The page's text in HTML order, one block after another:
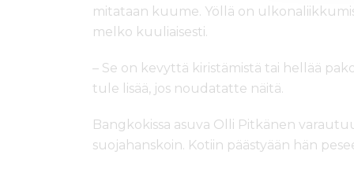
mitataan kuume. Yöllä on
melko kuuliaisesti.
– Se on kevyttä kiristämistä tai hellää
tule lisää, jos noudatatte näitä.
Bangkokissa asuva Olli Pitkänen
suojahanskoin. Kotiin päästyään hän